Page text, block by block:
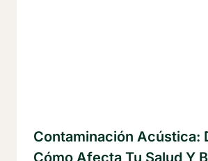
Contaminación Acústica:
Cómo Afecta Tu Salud Y